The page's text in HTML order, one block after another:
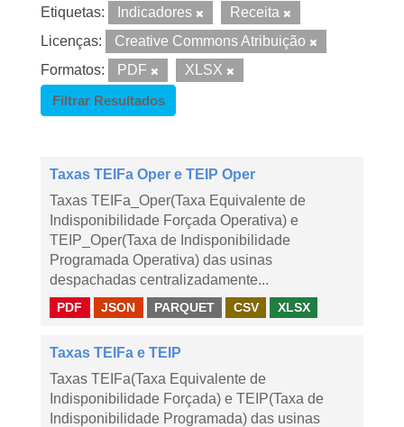
Etiquetas: Indicadores
Receita
Licenças:
Creative Commons Atribuição
Formatos:
PDF
XLSX
Filtrar Resultados
Taxas TEIFa Oper e TEIP Oper
Taxas TEIFa_Oper(Taxa Equivalente de
Indisponibilidade Forçada Operativa) e
TEIP_Oper(Taxa de Indisponibilidade
Programada Operativa) das usinas
despachadas centralizadamente...
PDF JSON PARQUET CSV XLSX
Taxas TEIFa e TEIP
Taxas TEIFa(Taxa Equivalente de
Indisponibilidade Forçada) e TEIP(Taxa de
Indisponibilidade Programada) das usinas